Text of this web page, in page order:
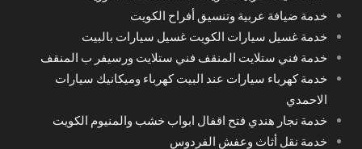
خدمة ضيافة عربية وتنسيق أفراح الكويت
خدمة غسيل سيارات الكويت غسيل سيارات بالبيت
خدمة فني ستلايت المنقف فني ستلايت ورسيفر ب المنقف
خدمة كهرباء سيارات عند البيت كهرباء وميكانيك سيارات
الاحمدي
خدمة نجار هندي فتح اقفال ابواب خشب والمنيوم الكويت
خدمة نقل أثاث وعفش الفردوس